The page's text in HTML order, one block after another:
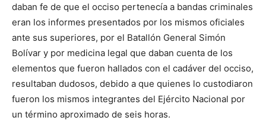
daban fe de que el occiso pertenecía a bandas criminales
eran los informes presentados por los mismos oficiales
ante sus superiores, por el Batallón General Simón
Bolívar y por medicina legal que daban cuenta de los
elementos que fueron hallados con el cadáver del occiso,
resultaban dudosos, debido a que quienes lo custodiaron
fueron los mismos integrantes del Ejército Nacional por
un término aproximado de seis horas.